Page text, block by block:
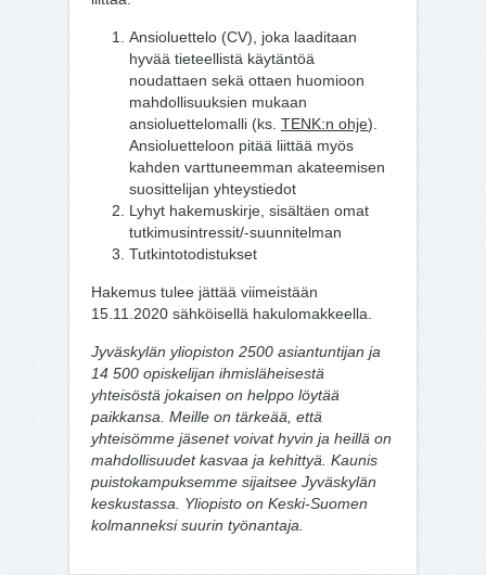
Ansioluettelo (CV), joka laaditaan
hyvää tieteellistä käytäntöä
noudattaen sekä ottaen huomioon
mahdollisuuksien mukaan
ansioluettelomalli (ks. TENK:n ohje).
Ansioluetteloon pitää liittää myös
kahden varttuneemman akateemisen
suosittelijan yhteystiedot
Lyhyt hakemuskirje, sisältäen omat
tutkimusintressit/-suunnitelman
Tutkintotodistukset
Hakemus tulee jättää viimeistään
15.11.2020 sähköisellä hakulomakkeella.
Jyväskylän yliopiston 2500 asiantuntijan ja
14 500 opiskelijan ihmisläheisestä
yhteisöstä jokaisen on helppo löytää
paikkansa. Meille on tärkeää, että
yhteisömme jäsenet voivat hyvin ja heillä on
mahdollisuudet kasvaa ja kehittyä. Kaunis
puistokampuksemme sijaitsee Jyväskylän
keskustassa. Yliopisto on Keski-Suomen
kolmanneksi suurin työnantaja.